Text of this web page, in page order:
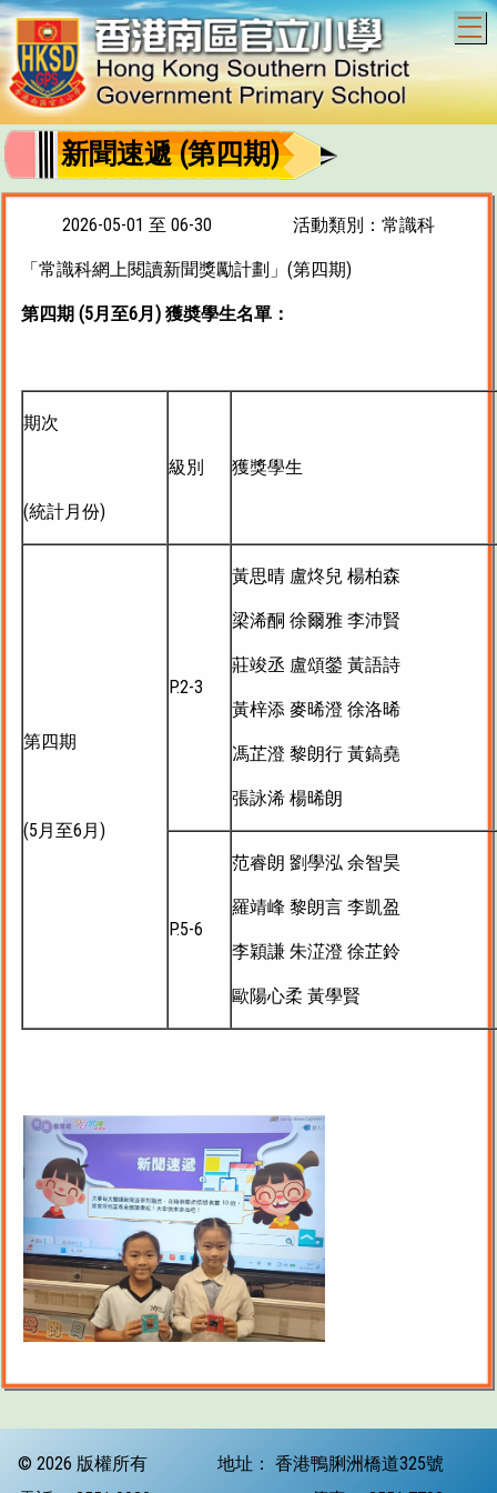
新聞速遞 (第四期)
2026-05-01 至 06-30 活動類別：常識科
「常識科網上閱讀新聞獎勵計劃」(第四期)
第四期 (5月至6月) 獲奬學生名單：
期次
(統計月份)
級別 獲獎學生
第四期
(5月至6月)
P.2-3
黃思晴 盧炵兒 楊柏森
梁浠酮 徐爾雅 李沛賢
莊竣丞 盧頌鎣 黃語詩
黃梓添 麥晞澄 徐洛晞
馮芷澄 黎朗行 黃鎬堯
張詠浠 楊晞朗
P.5-6
范睿朗 劉學泓 余智昊
羅靖峰 黎朗言 李凱盈
李穎謙 朱淽澄 徐芷鈴
歐陽心柔 黃學賢
© 2026 版權所有 地址： 香港鴨脷洲橋道325號